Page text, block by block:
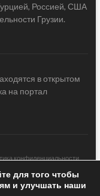
Россией, США
Грузии.
в открытом
на портал
конфиденциальности
All Rights Reserved /
для того чтобы
и улучшать наши